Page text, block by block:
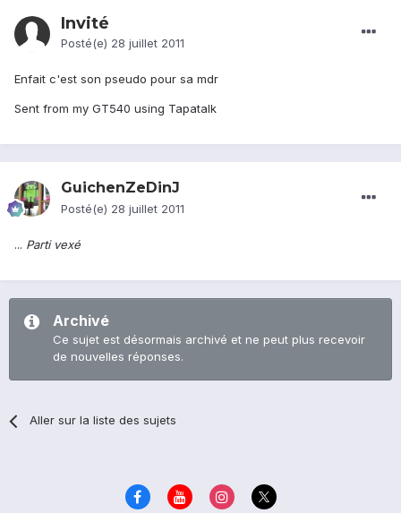
Invité
Posté(e) 28 juillet 2011
Enfait c'est son pseudo pour sa mdr
Sent from my GT540 using Tapatalk
GuichenZeDinJ
Posté(e) 28 juillet 2011
... Parti vexé
Archivé
Ce sujet est désormais archivé et ne peut plus recevoir
de nouvelles réponses.
Aller sur la liste des sujets